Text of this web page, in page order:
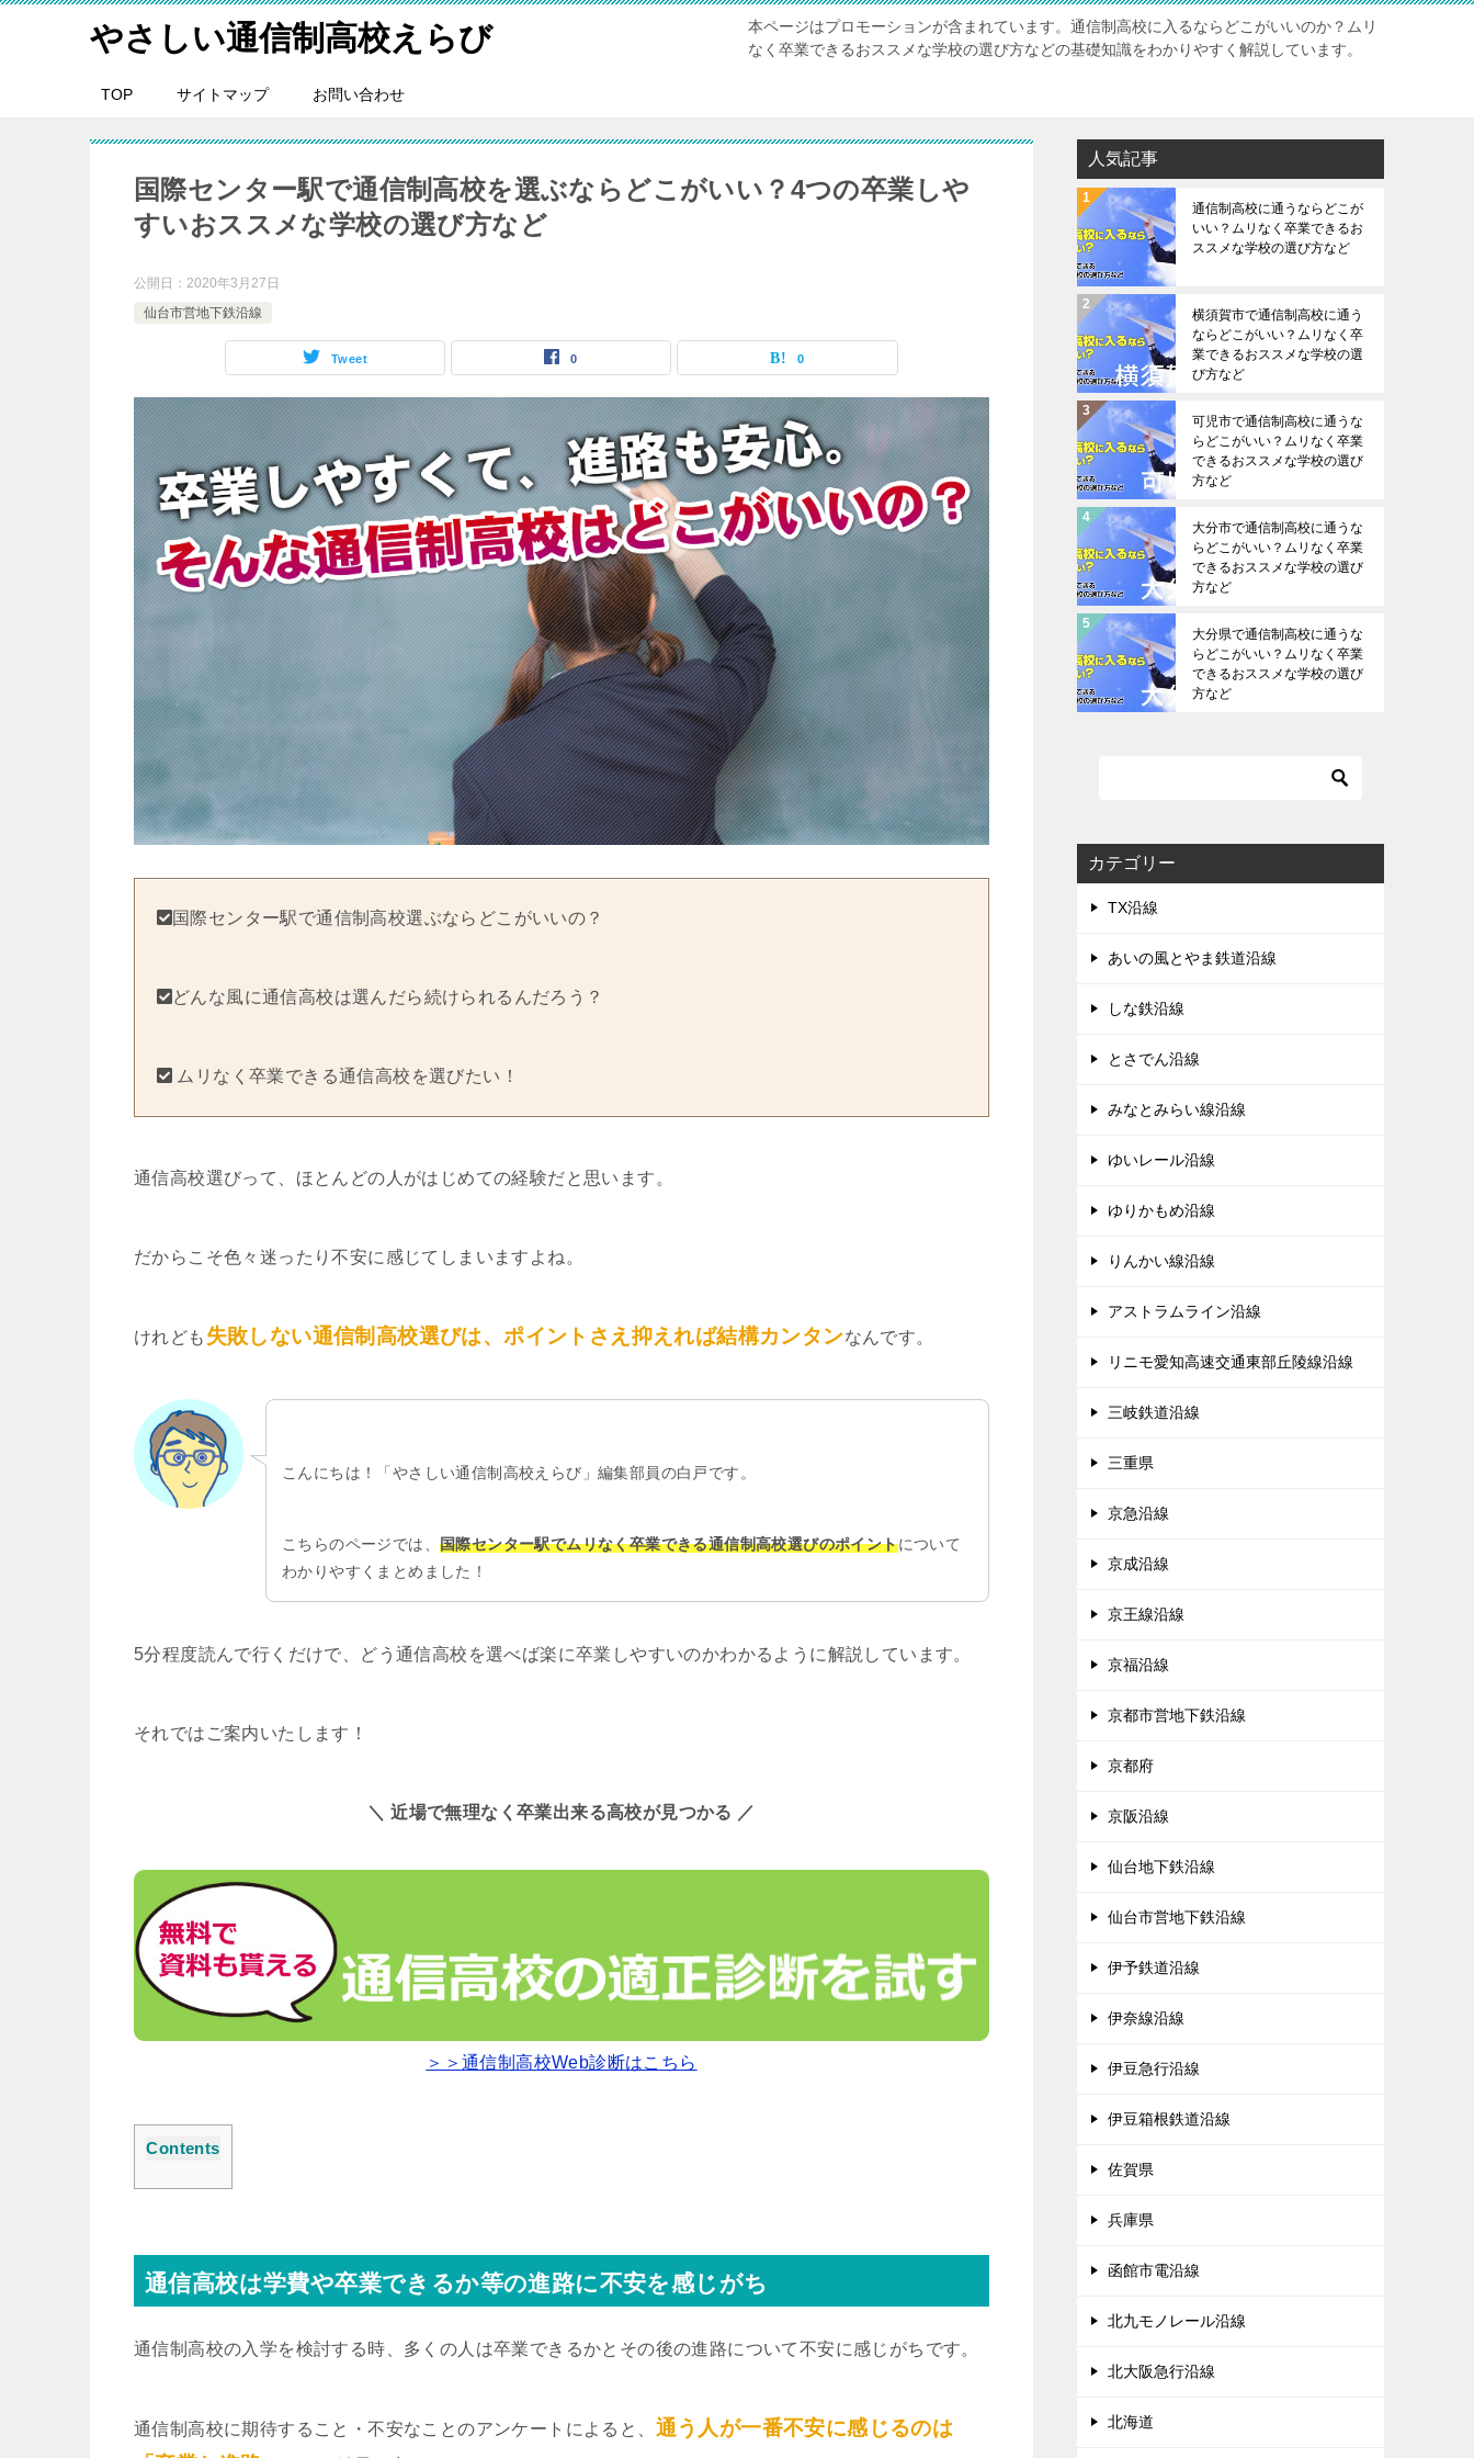
やさしい通信制高校えらび
本ページはプロモーションが含まれています。通信制高校に入るならどこがいいのか？ムリ
なく卒業できるおススメな学校の選び方などの基礎知識をわかりやすく解説しています。
TOP サイトマップ お問い合わせ
国際センター駅で通信制高校を選ぶならどこがいい？4つの卒業しや
すいおススメな学校の選び方など
公開日： 2020年3月27日
仙台市営地下鉄沿線
Tweet 0 0
国際センター駅で通信制高校選ぶならどこがいいの？
どんな風に通信高校は選んだら続けられるんだろう？
ムリなく卒業できる通信高校を選びたい！
通信高校選びって、ほとんどの人がはじめての経験だと思います。
だからこそ色々迷ったり不安に感じてしまいますよね。
けれども 失敗しない通信制高校選びは、ポイントさえ抑えれば結構カンタンなんです。
こんにちは！「やさしい通信制高校えらび」編集部員の白戸です。
こちらのページでは、 国際センター駅でムリなく卒業できる通信制高校選びのポイントについて
わかりやすくまとめました！
5分程度読んで行くだけで、どう通信高校を選べば楽に卒業しやすいのかわかるように解説しています。
それではご案内いたします！
＼ 近場で無理なく卒業出来る高校が見つかる ／
＞＞通信制高校Web診断はこちら
Contents
通信高校は学費や卒業できるか等の進路に不安を感じがち
通信制高校の入学を検討する時、多くの人は卒業できるかとその後の進路について不安に感じがちです。
通信制高校に期待すること・不安なことのアンケートによると、 通う人が一番不安に感じるのは
人気記事
通信制高校に通うならどこが
いい？ムリなく卒業できるお
ススメな学校の選び方など
横須賀市で通信制高校に通う
ならどこがいい？ムリなく卒
業できるおススメな学校の選
び方など
可児市で通信制高校に通うな
らどこがいい？ムリなく卒業
できるおススメな学校の選び
方など
大分市で通信制高校に通うな
らどこがいい？ムリなく卒業
できるおススメな学校の選び
方など
大分県で通信制高校に通うな
らどこがいい？ムリなく卒業
できるおススメな学校の選び
方など
カテゴリー
TX沿線
あいの風とやま鉄道沿線
しな鉄沿線
とさでん沿線
みなとみらい線沿線
ゆいレール沿線
ゆりかもめ沿線
りんかい線沿線
アストラムライン沿線
リニモ愛知高速交通東部丘陵線沿線
三岐鉄道沿線
三重県
京急沿線
京成沿線
京王線沿線
京福沿線
京都市営地下鉄沿線
京都府
京阪沿線
仙台地下鉄沿線
仙台市営地下鉄沿線
伊予鉄道沿線
伊奈線沿線
伊豆急行沿線
伊豆箱根鉄道沿線
佐賀県
兵庫県
函館市電沿線
北九モノレール沿線
北大阪急行沿線
北海道